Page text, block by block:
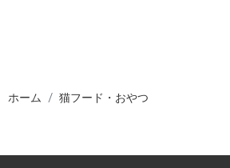
ホーム 猫フード・おやつ